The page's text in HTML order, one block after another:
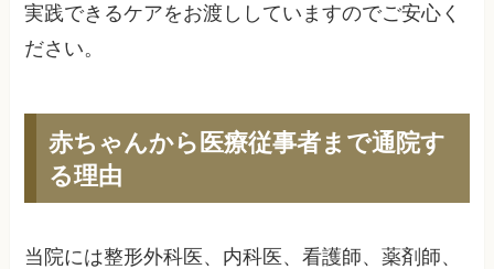
実践できるケアをお渡ししていますのでご安心く
ださい。
赤ちゃんから医療従事者まで通院す
る理由
当院には整形外科医、内科医、看護師、薬剤師、